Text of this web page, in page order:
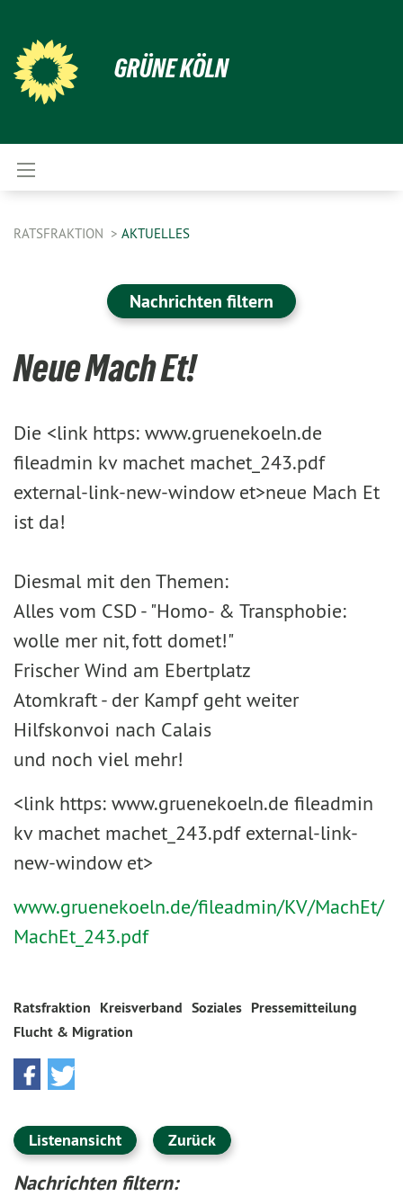
GRÜNE KÖLN
RATSFRAKTION AKTUELLES
Nachrichten filtern
Neue Mach Et!
Die <link https: www.gruenekoeln.de
fileadmin kv machet machet_243.pdf
external-link-new-window et>neue Mach Et
ist da!
Diesmal mit den Themen:
Alles vom CSD - "Homo- & Transphobie:
wolle mer nit, fott domet!"
Frischer Wind am Ebertplatz
Atomkraft - der Kampf geht weiter
Hilfskonvoi nach Calais
und noch viel mehr!
<link https: www.gruenekoeln.de fileadmin
kv machet machet_243.pdf external-link-
new-window et>
www.gruenekoeln.de/fileadmin/KV/MachEt/
MachEt_243.pdf
Ratsfraktion Kreisverband Soziales Pressemitteilung
Flucht & Migration
Listenansicht Zurück
Nachrichten filtern: